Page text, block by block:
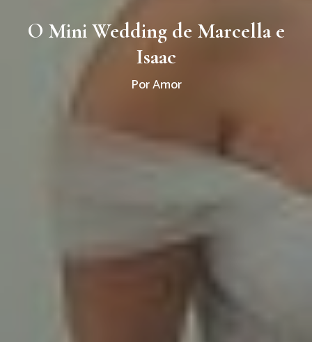
O Mini Wedding de Marcella e
Isaac
Por Amor